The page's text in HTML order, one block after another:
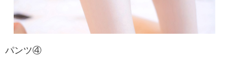
パンツ④